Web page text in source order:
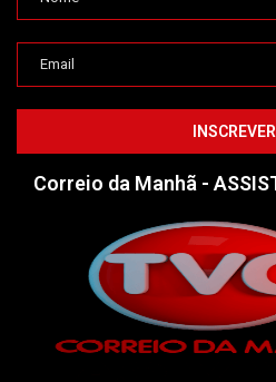
Correio da Manhã -